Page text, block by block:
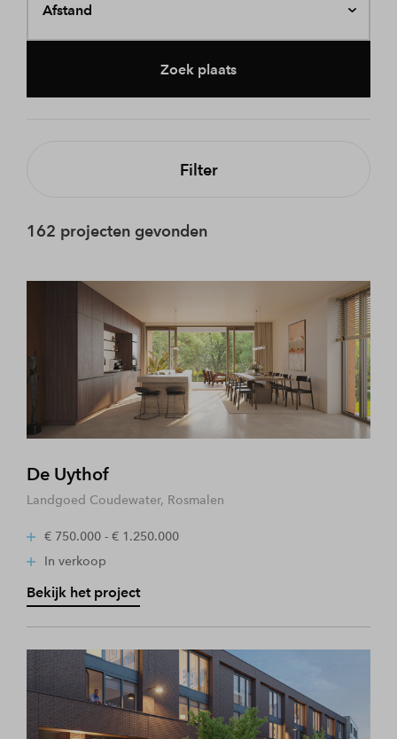
Afstand
Zoek plaats
Filter
162 projecten gevonden
De Uythof
Landgoed Coudewater, Rosmalen
€ 750.000 - € 1.250.000
In verkoop
Bekijk het project